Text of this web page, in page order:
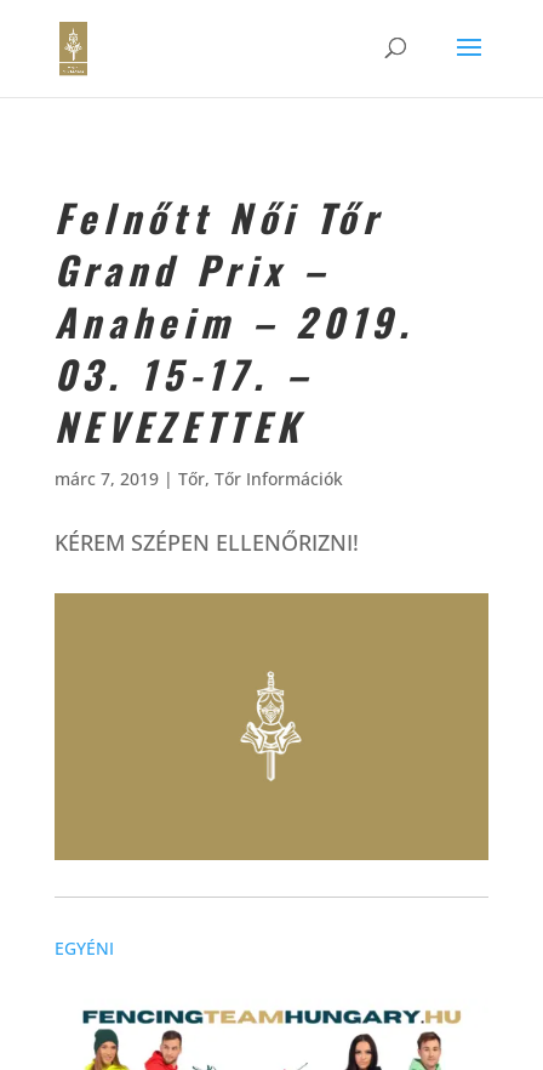
Felnőtt Női Tőr
Grand Prix –
Anaheim – 2019.
03. 15-17. –
NEVEZETTEK
márc 7, 2019| Tőr, Tőr Információk
KÉREM SZÉPEN ELLENŐRIZNI!
EGYÉNI